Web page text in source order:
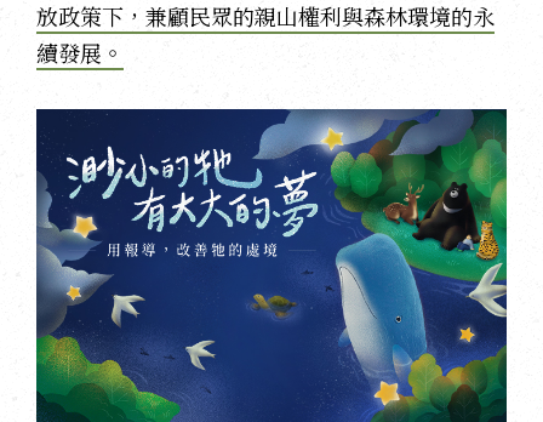
放政策下，兼顧民眾的親山權利與森林環境的永
續發展。